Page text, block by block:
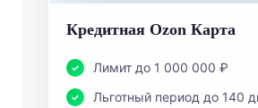
Кредитная Ozon Карта
Лимит до 1 000 000 ₽
Льготный период до 140